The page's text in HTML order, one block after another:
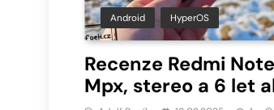
Android HyperOS
Recenze Redmi
Mpx, stereo a 6 let